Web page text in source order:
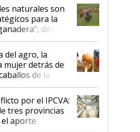
que se abren
Argentina, con
naturales son
para la
destaca
ya reúne a 46
en Argentina
del agro, la
mujer detrás de
de la
mitos que
sufrir a estos
me
yo seguí
por el IPCVA:
tres provincias
aporte